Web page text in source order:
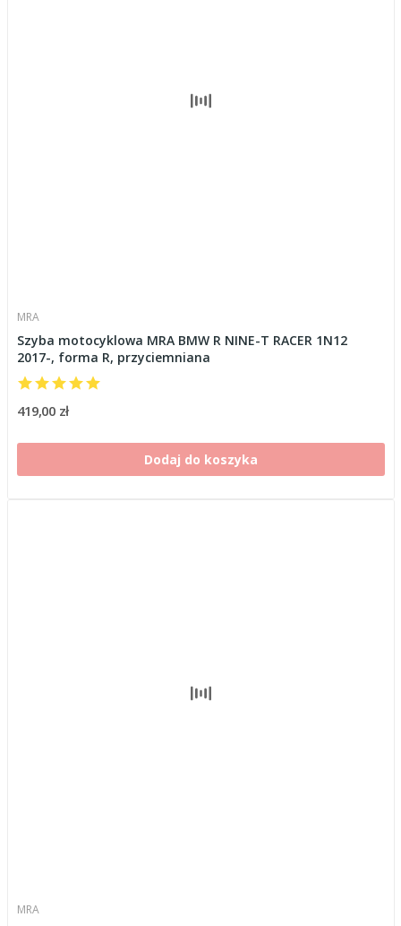
MRA
Szyba motocyklowa MRA BMW R NINE-T RACER 1N12
2017-, forma R, przyciemniana
419,00 zł
Dodaj do koszyka
MRA